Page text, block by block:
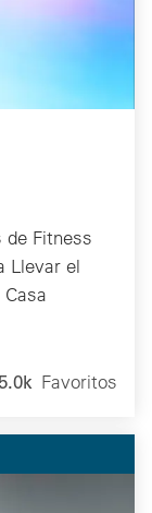
de Fitness
Llevar el
5.0k Favoritos